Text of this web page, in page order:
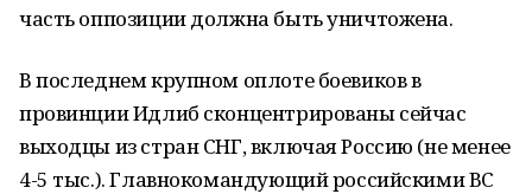
часть оппозиции должна быть уничтожена.
В последнем крупном оплоте боевиков в
провинции Идлиб сконцентрированы сейчас
выходцы из стран СНГ, включая Россию (не менее
4-5 тыс.). Главнокомандующий российскими ВС